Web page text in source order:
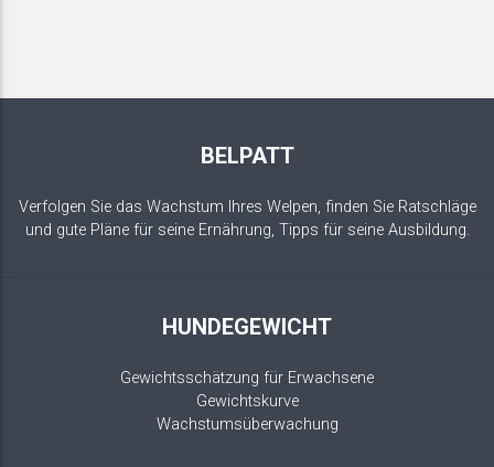
BELPATT
Verfolgen Sie das Wachstum Ihres Welpen, finden Sie Ratschläge
und gute Pläne für seine Ernährung, Tipps für seine Ausbildung.
HUNDEGEWICHT
Gewichtsschätzung für Erwachsene
Gewichtskurve
Wachstumsüberwachung